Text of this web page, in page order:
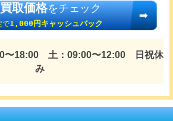
買取価格をチェック
で1,000円キャッシュバック
〜18:00 土：09:00〜12:00 日祝休
み